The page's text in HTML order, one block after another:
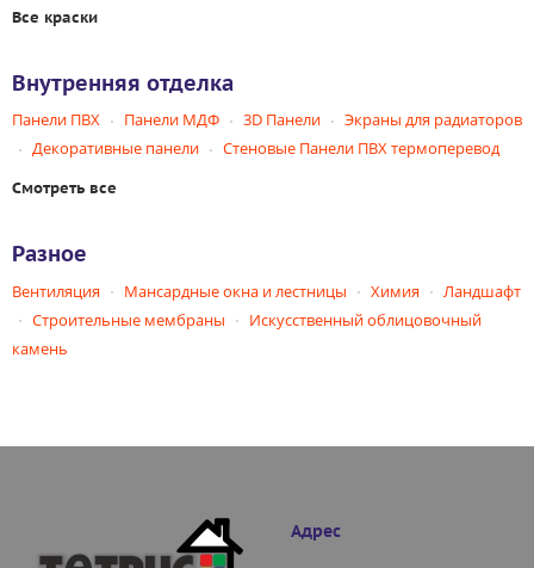
Все краски
Внутренняя отделка
Панели ПВХ Панели МДФ 3D Панели
Экраны для радиаторов
Декоративные панели
Стеновые Панели ПВХ термоперевод
Смотреть все
Разное
Вентиляция Мансардные окна и лестницы Химия
Ландшафт
Строительные мембраны
Искусственный облицовочный
камень
Адрес